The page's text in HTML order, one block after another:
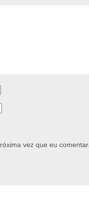
vez que eu comentar.